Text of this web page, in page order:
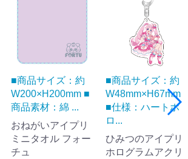
■商品サイズ：約
W200×H200mm ■
商品素材：綿 ...
おねがいアイプリ
ミニタオル フォー
チュ
■商品サイズ：約
W48mm×H67mm
■仕様：ハートホ
ロ...
ひみつのアイプリ
ホログラムアクリ